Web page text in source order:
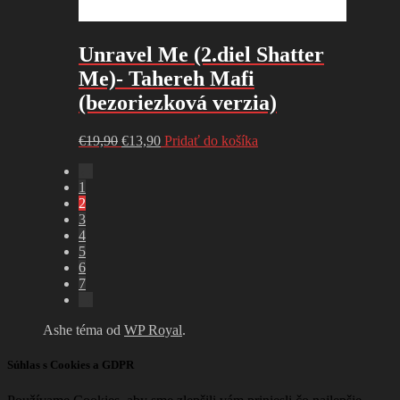
Unravel Me (2.diel Shatter
Me)- Tahereh Mafi
(bezoriezková verzia)
€19,90 Pôvodná
€13,90Aktuálna
Pridať do košíka
1
2
3
4
5
6
7
Ashe téma od WP Royal.
Súhlas s Cookies a GDPR